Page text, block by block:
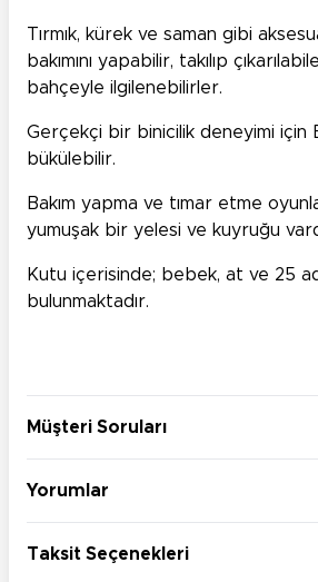
Tırmık, kürek ve saman gibi
bakımını yapabilir, takılıp
bahçeyle ilgilenebilirler.
Gerçekçi bir binicilik deneyimi için
bükülebilir.
Bakım yapma ve tımar etme
yumuşak bir yelesi ve kuyruğu
Kutu içerisinde; bebek, at ve 25
bulunmaktadır.
Müşteri Soruları
Yorumlar
Taksit Seçenekleri